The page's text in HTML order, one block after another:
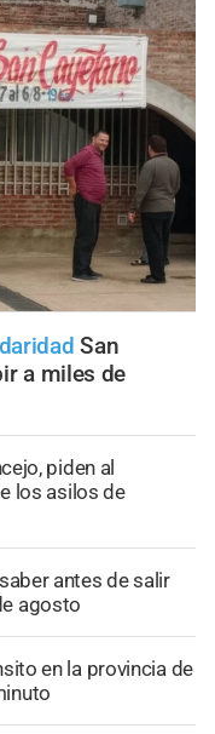
San
a miles de
piden al
los asilos de
antes de salir
agosto
en la provincia de